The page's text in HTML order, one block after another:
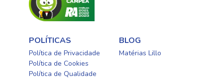
POLÍTICAS
Política de Privacidade
Política de Cookies
Política de Qualidade
BLOG
Matérias Lillo